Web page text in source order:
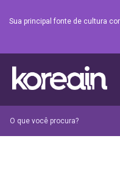
Sua principal fonte de cultura